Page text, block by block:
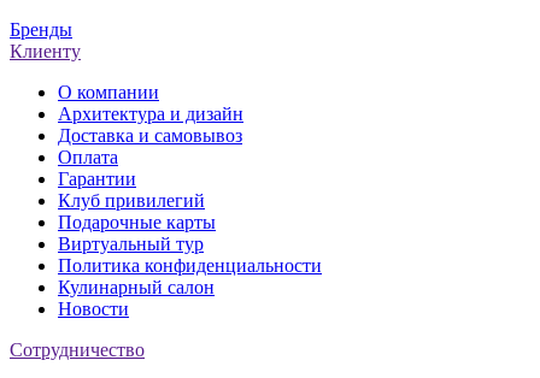
Бренды
Клиенту
О компании
Архитектура и дизайн
Доставка и самовывоз
Оплата
Гарантии
Клуб привилегий
Подарочные карты
Виртуальный тур
Политика конфиденциальности
Кулинарный салон
Новости
Сотрудничество